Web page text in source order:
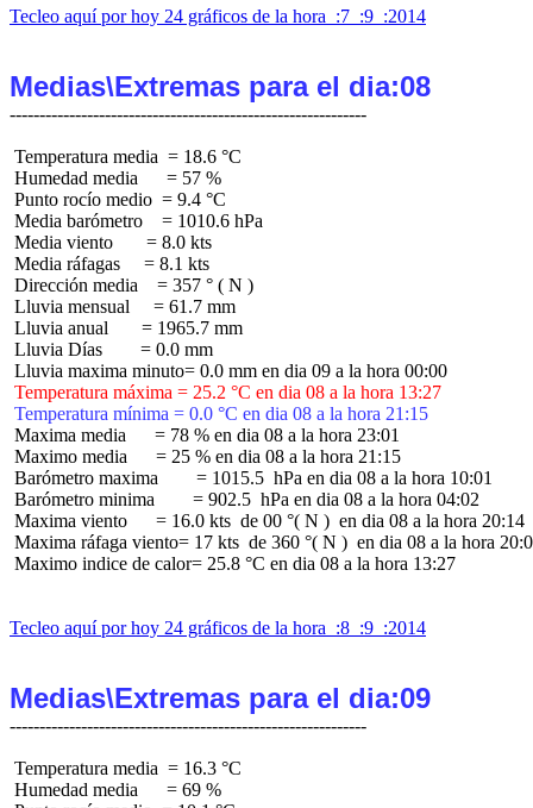
Tecleo aquí por hoy 24 gráficos de la hora  :7  :9  :2014
Medias\Extremas para el dia:08
Temperatura media  = 18.6 °C
Humedad media      = 57 %
Punto rocío medio  = 9.4 °C
Media barómetro    = 1010.6 hPa
Media viento       = 8.0 kts
Media ráfagas     = 8.1 kts
Dirección media    = 357 ° ( N )
Lluvia mensual     = 61.7 mm
Lluvia anual       = 1965.7 mm
Lluvia Días        = 0.0 mm
Temperatura máxima = 25.2 °C en dia 08 a la hora 13:27
Temperatura mínima = 0.0 °C en dia 08 a la hora 21:15
Maxima media      = 78 % en dia 08 a la hora 23:01
Maximo media      = 25 % en dia 08 a la hora 21:15
Barómetro maxima        = 1015.5  hPa en dia 08 a la hora 10:01
Barómetro minima        = 902.5  hPa en dia 08 a la hora 04:02
Maxima viento      = 16.0 kts  de 00 °( N )  en dia 08 a la hora 20:14
Maxima ráfaga viento= 17 kts  de 360 °( N )  en dia 08 a la hora
Maximo indice de calor= 25.8 °C en dia 08 a la hora 13:27
Tecleo aquí por hoy 24 gráficos de la hora  :8  :9  :2014
Medias\Extremas para el dia:09
Temperatura media  = 16.3 °C
Humedad media      = 69 %